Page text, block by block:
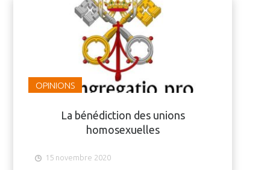
OPINIONS
La bénédiction des unions
homosexuelles
15 novembre 2020